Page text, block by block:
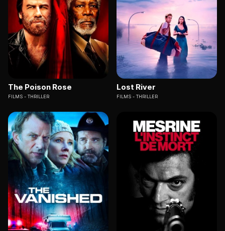
The Poison Rose
FILMS THRILLER
Lost River
FILMS THRILLER